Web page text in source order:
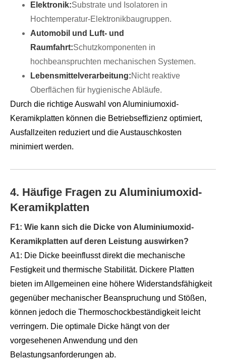
Elektronik:Substrate und Isolatoren in
Hochtemperatur-Elektronikbaugruppen.
Automobil und Luft- und
Raumfahrt:Schutzkomponenten in
hochbeanspruchten mechanischen Systemen.
Lebensmittelverarbeitung:Nicht reaktive
Oberflächen für hygienische Abläufe.
Durch die richtige Auswahl von Aluminiumoxid-
Keramikplatten können die Betriebseffizienz optimiert,
Ausfallzeiten reduziert und die Austauschkosten
minimiert werden.
4. Häufige Fragen zu Aluminiumoxid-
Keramikplatten
F1: Wie kann sich die Dicke von Aluminiumoxid-
Keramikplatten auf deren Leistung auswirken?
A1: Die Dicke beeinflusst direkt die mechanische
Festigkeit und thermische Stabilität. Dickere Platten
bieten im Allgemeinen eine höhere Widerstandsfähigkeit
gegenüber mechanischer Beanspruchung und Stößen,
können jedoch die Thermoschockbeständigkeit leicht
verringern. Die optimale Dicke hängt von der
vorgesehenen Anwendung und den
Belastungsanforderungen ab.